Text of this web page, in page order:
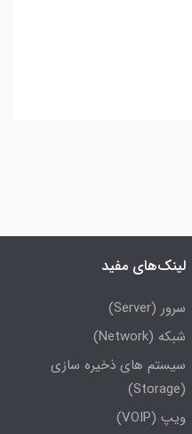
لینک‌های مفید
سرور (Server)
شبکه (Network)
سیستم های ذخیره سازی
(Storage)
ویپ (VOIP)